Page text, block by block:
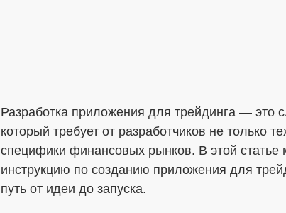
Разработка приложения для трейдинга — это
который требует от разработчиков не только
специфики финансовых рынков. В этой
инструкцию по созданию приложения для
путь от идеи до запуска.